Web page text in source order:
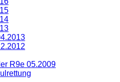
R9e 05.2009